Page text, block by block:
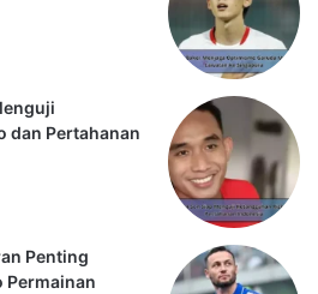
dan Pertahanan
Penting
Permainan